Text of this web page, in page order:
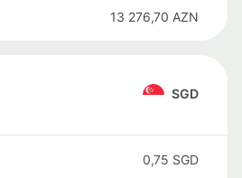
13 276,70 AZN
SGD
0,75 SGD